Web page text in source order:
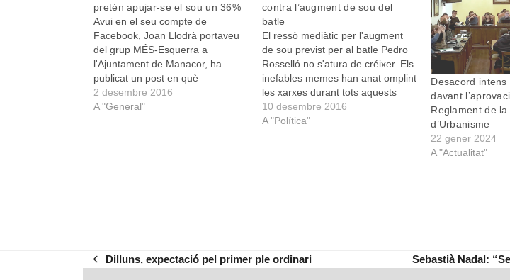
pretén apujar-se el sou un 36%
Avui en el seu compte de
Facebook, Joan Llodrà portaveu
del grup MÉS-Esquerra a
l'Ajuntament de Manacor, ha
publicat un post en què
anunciava, sense cap altre
comentari ni pregunta, l'apujada
2 desembre 2016
A "General"
contra l’augment de sou del
batle
El ressò mediàtic per l'augment
de sou previst per al batle Pedro
Rosselló no s'atura de créixer. Els
inefables memes han anat omplint
les xarxes durant tots aquests
dies, d'ençà que es va fer públic
que el batle duia al ple una pujada
10 desembre 2016
A "Política"
Desacord
davant
Reglament de la
d’Urbanisme
22 gener 2024
A "Actualitat"
previous
Dilluns, expectació pel primer ple ordinari
next
Sebastià Nadal: